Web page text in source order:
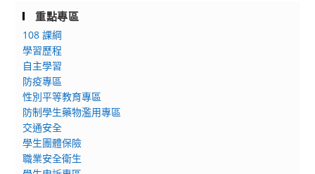
重點專區
108 課綱
學習歷程
自主學習
防疫專區
性別平等教育專區
防制學生藥物濫用專區
交通安全
學生團體保險
職業安全衛生